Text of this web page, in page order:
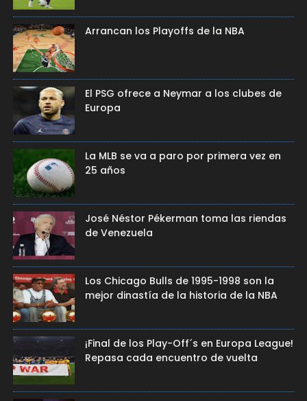
Arrancan los Playoffs de la NBA
El PSG ofrece a Neymar a los clubes de
Europa
La MLB se va a paro por primera vez en
25 años
José Néstor Pékerman toma las riendas
de Venezuela
Los Chicago Bulls de 1995-1998 son la
mejor dinastía de la historia de la NBA
¡Final de los Play-Off´s en Europa League!
Repasa cada encuentro de vuelta